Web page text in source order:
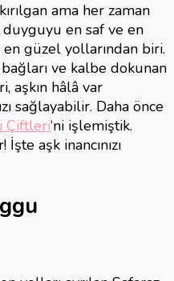
ama her zaman
en saf ve en
güzel yollarından biri.
ve kalbe dokunan
aşkın hâlâ var
sağlayabilir. Daha önce
Çiftleri‘ni işlemiştik.
aşk inancınızı